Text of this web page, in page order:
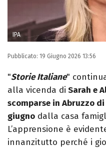
IPA
Pubblicato: 19 Giugno 2026 13:56
"Storie Italiane"
alla vicenda di Sarah e
scomparse in Abruzzo
giugno dalla casa
L’apprensione è
innanzitutto perché i